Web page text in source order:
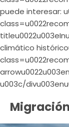
puede interesar:
climático
u003c/